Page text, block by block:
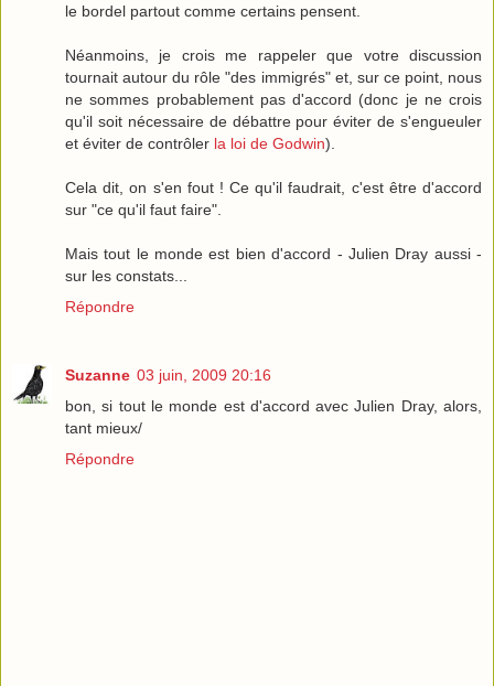
le bordel partout comme certains pensent.
Néanmoins, je crois me rappeler que votre discussion
tournait autour du rôle "des immigrés" et, sur ce point, nous
ne sommes probablement pas d'accord (donc je ne crois
qu'il soit nécessaire de débattre pour éviter de s'engueuler
et éviter de contrôler la loi de Godwin).
Cela dit, on s'en fout ! Ce qu'il faudrait, c'est être d'accord
sur "ce qu'il faut faire".
Mais tout le monde est bien d'accord - Julien Dray aussi -
sur les constats...
Répondre
Suzanne 03 juin, 2009 20:16
bon, si tout le monde est d'accord avec Julien Dray, alors,
tant mieux/
Répondre